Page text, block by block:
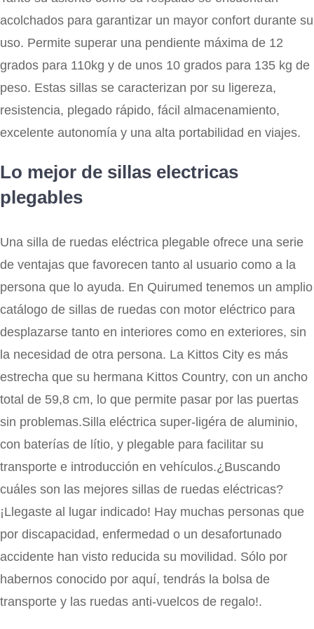
acolchados para garantizar un mayor confort durante su
uso. Permite superar una pendiente máxima de 12
grados para 110kg y de unos 10 grados para 135 kg de
peso. Estas sillas se caracterizan por su ligereza,
resistencia, plegado rápido, fácil almacenamiento,
excelente autonomía y una alta portabilidad en viajes.
Lo mejor de sillas electricas
plegables
Una silla de ruedas eléctrica plegable ofrece una serie
de ventajas que favorecen tanto al usuario como a la
persona que lo ayuda. En Quirumed tenemos un amplio
catálogo de sillas de ruedas con motor eléctrico para
desplazarse tanto en interiores como en exteriores, sin
la necesidad de otra persona. La Kittos City es más
estrecha que su hermana Kittos Country, con un ancho
total de 59,8 cm, lo que permite pasar por las puertas
sin problemas.Silla eléctrica super-ligéra de aluminio,
con baterías de lítio, y plegable para facilitar su
transporte e introducción en vehículos.¿Buscando
cuáles son las mejores sillas de ruedas eléctricas?
¡Llegaste al lugar indicado! Hay muchas personas que
por discapacidad, enfermedad o un desafortunado
accidente han visto reducida su movilidad. Sólo por
habernos conocido por aquí, tendrás la bolsa de
transporte y las ruedas anti-vuelcos de regalo!.